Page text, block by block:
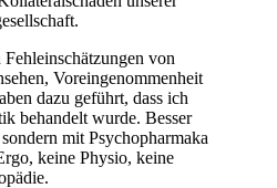
von
Voreingenommenheit
dazu geführt, dass ich
behandelt wurde. Besser
mit Psychopharmaka
keine Physio, keine